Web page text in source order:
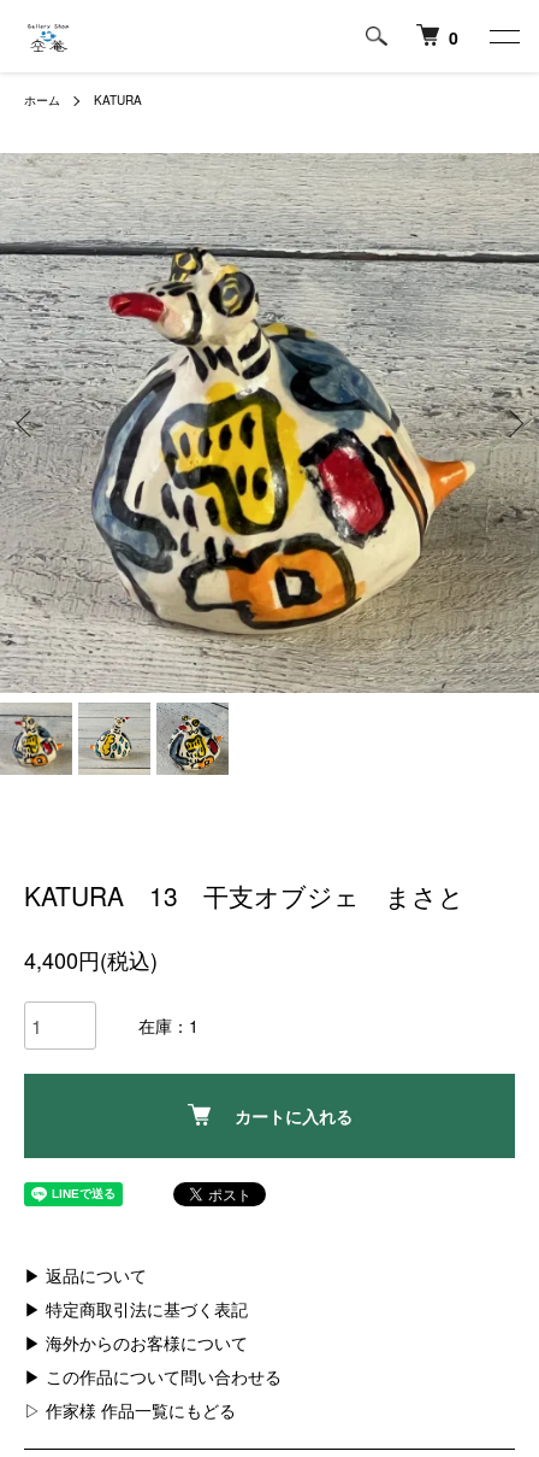
0
ホーム KATURA
KATURA 13 干支オブジェ まさと
4,400円(税込)
在庫：1
カートに入れる
▶ 返品について
▶ 特定商取引法に基づく表記
▶ 海外からのお客様について
▶ この作品について問い合わせる
▷ 作家様 作品一覧にもどる